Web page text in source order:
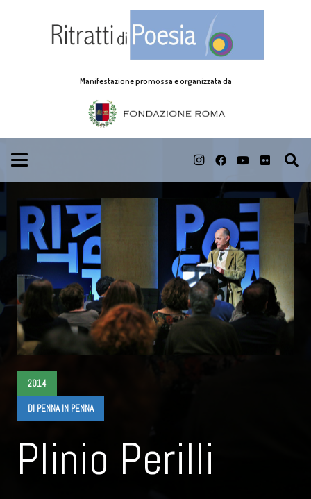
Manifestazione promossa e organizzata da
2014
DI PENNA IN PENNA
Plinio Perilli